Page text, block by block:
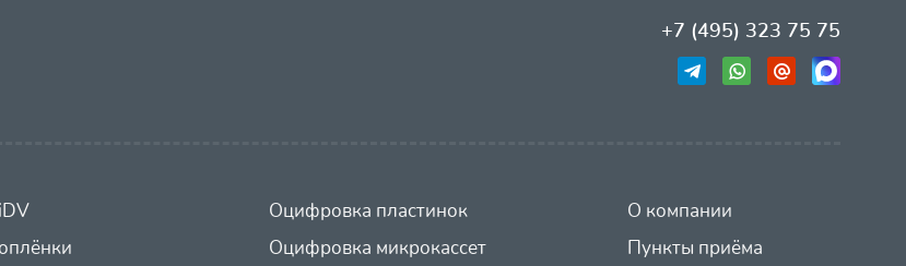
+7 (495) 323 75 75
Оцифровка пластинок
Оцифровка микрокассет
О компании
Пункты приёма